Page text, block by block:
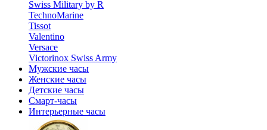
Swiss Military by R
TechnoMarine
Tissot
Valentino
Versace
Victorinox Swiss Army
Мужские часы
Женские часы
Детские часы
Смарт-часы
Интерьерные часы